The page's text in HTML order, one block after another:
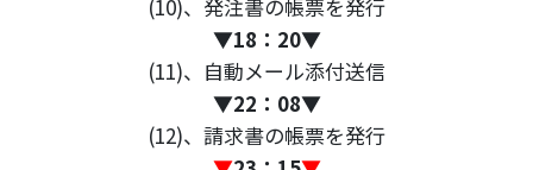
(10)、発注書の帳票を発行
▼18：20▼
(11)、自動メール添付送信
▼22：08▼
(12)、請求書の帳票を発行